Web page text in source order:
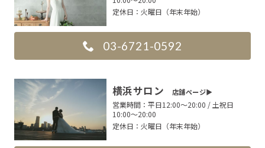
定休日： 火曜日（年末年始）
03-6721-0592
横浜サロン 店舗ページ▶︎
営業時間： 平日12:00〜20:00 / 土祝日
10:00〜20:00
定休日： 火曜日（年末年始）